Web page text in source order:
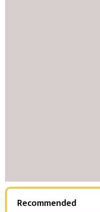
Recommended